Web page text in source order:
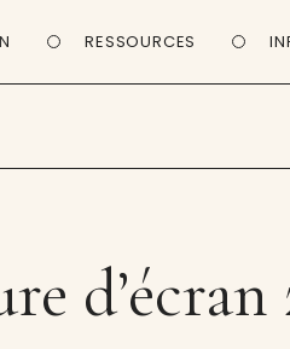
RESSOURCES
d’écran